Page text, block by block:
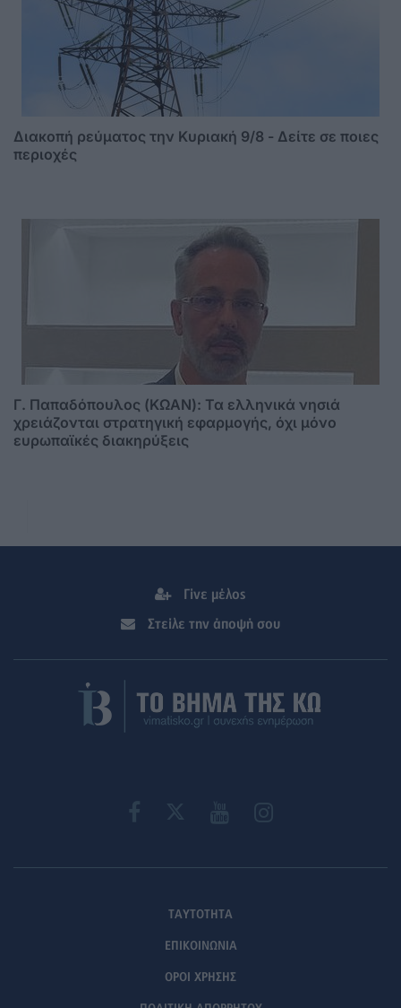
Διακοπή ρεύματος την Κυριακή 9/8 - Δείτε σε ποιες
περιοχές
Γ. Παπαδόπουλος (ΚΩΑΝ): Τα ελληνικά νησιά
χρειάζονται στρατηγική εφαρμογής, όχι μόνο
ευρωπαϊκές διακηρύξεις
Γίνε μέλος
Στείλε την άποψή σου
ΤΑΥΤΟΤΗΤΑ
ΕΠΙΚΟΙΝΩΝΙΑ
ΟΡΟΙ ΧΡΗΣΗΣ